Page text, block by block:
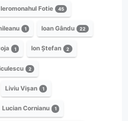
Ieromonahul Fotie 45
1 Ioan Gându 22
1 Ion Ștefan 2
2
Liviu Vișan 1
Lucian Cornianu 1